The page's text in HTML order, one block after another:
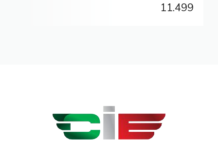
11.499